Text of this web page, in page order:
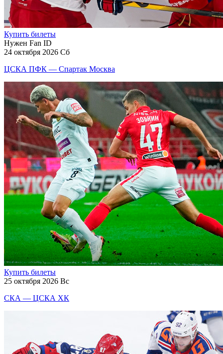
Купить билеты
Нужен Fan ID
24 октября 2026 Сб
ЦСКА ПФК — Спартак Москва
Купить билеты
25 октября 2026 Вс
СКА — ЦСКА ХК